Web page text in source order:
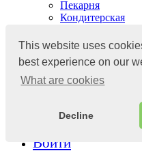
This website uses
best experience on our
What are cookies
Decline
Пекарня
Кондитерская
Приложения
Приложения
Контакты
Контакты
Войти